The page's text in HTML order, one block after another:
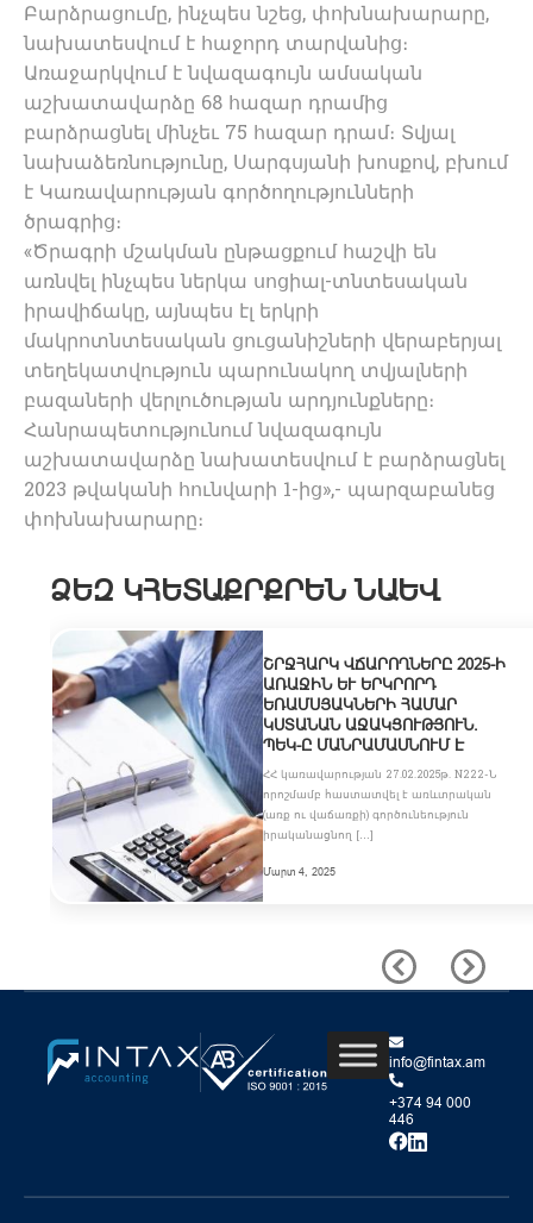
Բարձրացումը, ինչպես նշեց, փոխնախարարը,
նախատեսվում է հաջորդ տարվանից։
Առաջարկվում է նվազագույն ամսական
աշխատավարձը 68 հազար դրամից
բարձրացնել մինչեւ 75 հազար դրամ։ Տվյալ
նախաձեռնությունը, Սարգսյանի խոսքով, բխում
է Կառավարության գործողությունների
ծրագրից։
«Ծրագրի մշակման ընթացքում հաշվի են
առնվել ինչպես ներկա սոցիալ-տնտեսական
իրավիճակը, այնպես էլ երկրի
մակրոտնտեսական ցուցանիշների վերաբերյալ
տեղեկատվություն պարունակող տվյալների
բազաների վերլուծության արդյունքները։
Հանրապետությունում նվազագույն
աշխատավարձը նախատեսվում է բարձրացնել
2023 թվականի հունվարի 1-ից»,- պարզաբանեց
փոխնախարարը։
ՁԵԶ ԿՀԵՏԱՔՐՔՐԵՆ ՆԱԵՎ
ՇՐՋՀԱՐԿ ՎՃԱՐՈՂՆԵՐԸ 2025-Ի
ԱՌԱՋԻՆ ԵՒ ԵՐԿՐՈՐԴ Ե
ՌԱՄՍՅԱԿՆԵՐԻ ՀԱՄԱՐ Կ
ՍՏԱՆԱՆ ԱՋԱԿՑՈՒԹՅՈՒՆ. Պ
ԵԿ-Ը ՄԱՆՐԱՄԱՍՆՈՒՄ Է
ՀՀ կառավարության 27.02.2025թ. N222-Ն
որոշմամբ հաստատվել է առևտրական
(առք ու վաճառքի) գործունեություն
իրականացնող […]
Մարտ 4, 2025
info@fintax.am
+374 94 000
446